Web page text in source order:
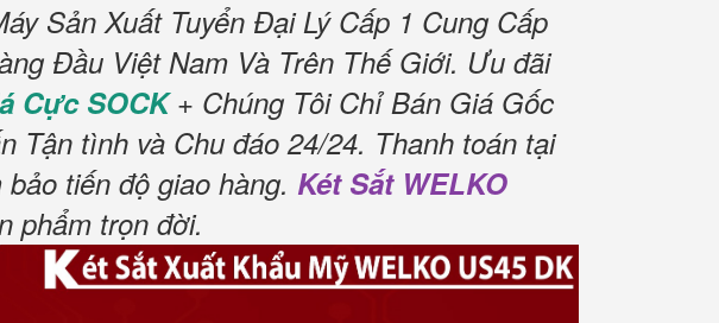
Sản Xuất Tuyển Đại Lý Cấp 1 Cung Cấp
Đầu Việt Nam Và Trên Thế Giới. Ưu đãi
Cực SOCK+ Chúng Tôi Chỉ Bán Giá Gốc
Tận tình và Chu đáo 24/24. Thanh toán tại
tiến độ giao hàng. Két Sắt WELKO
phẩm trọn đời.